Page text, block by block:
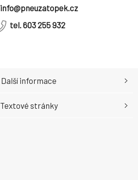
info@pneuzatopek.cz
tel. 603 255 932
Další informace
Textové stránky